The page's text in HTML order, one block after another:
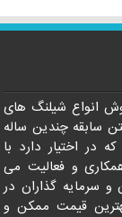
انواع شیلنگ های
سابقه چندین ساله
اختیار دارد با
و فعالیت می
و سرمایه گذاران در
قیمت ممکن و